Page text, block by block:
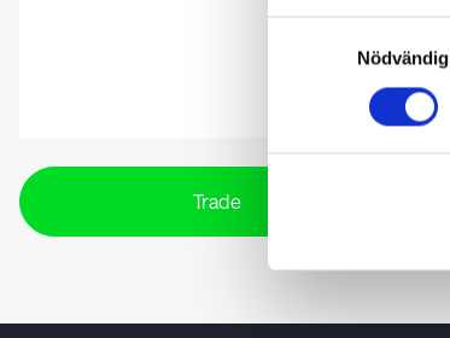
Nödvändig
Trade